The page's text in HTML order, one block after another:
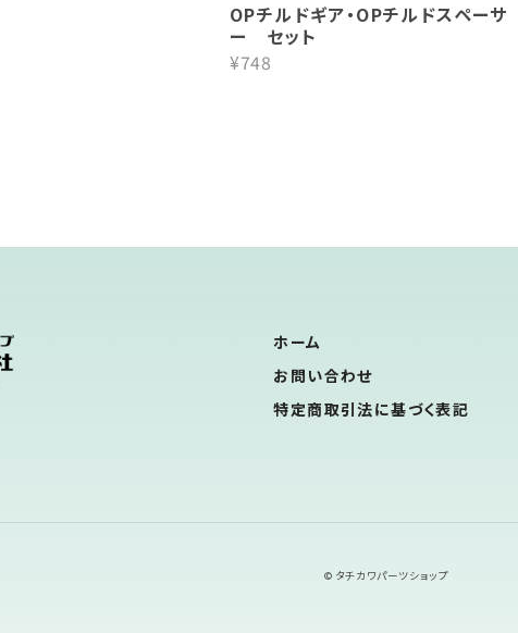
OPチルドギア・OPチルドスペーサ
ー セット
¥748
ホーム
お問い合わせ
特定商取引法に基づく表記
© タチカワパーツショップ